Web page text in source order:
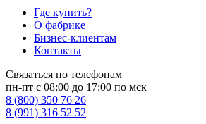
Где купить?
О фабрике
Бизнес-клиентам
Контакты
Связаться по телефонам
пн-пт с 08:00 до 17:00 по мск
8 (800) 350 76 26
8 (991) 316 52 52